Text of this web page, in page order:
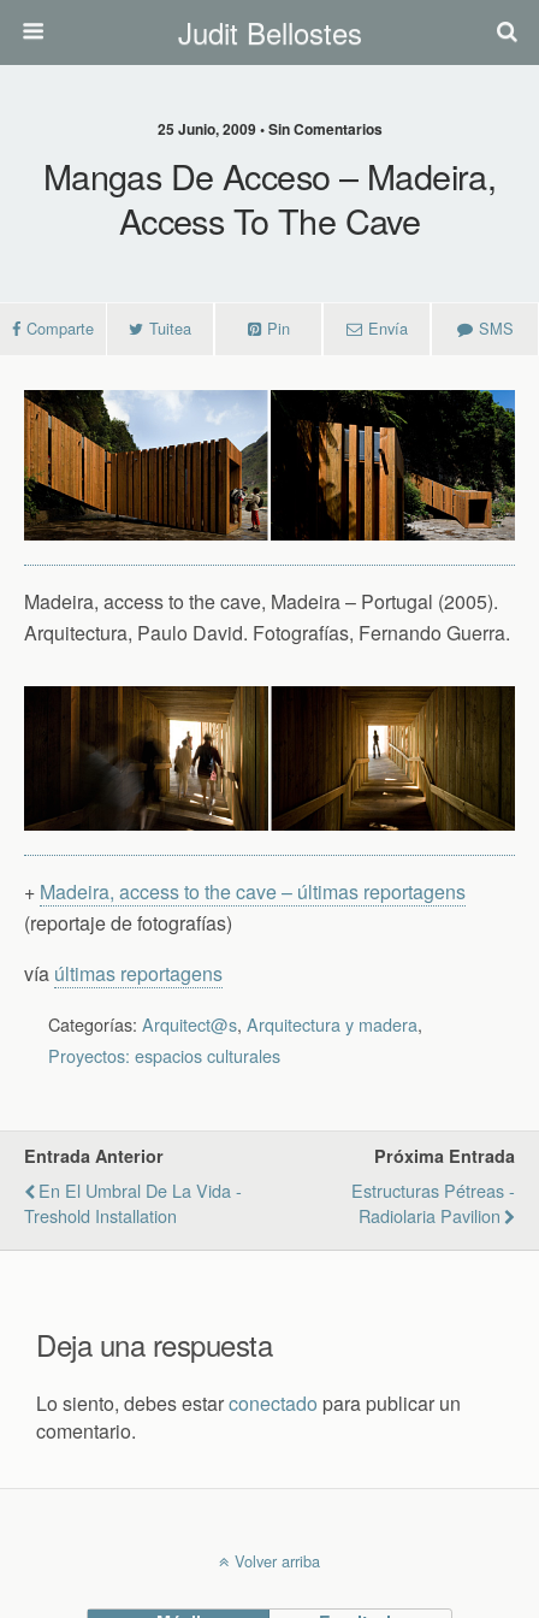
Judit Bellostes
25 Junio, 2009 • Sin Comentarios
Mangas De Acceso – Madeira,
Access To The Cave
Comparte Tuitea Pin Envía SMS
Madeira, access to the cave, Madeira – Portugal (2005).
Arquitectura, Paulo David. Fotografías, Fernando Guerra.
+ Madeira, access to the cave – últimas reportagens
(reportaje de fotografías)
vía últimas reportagens
Categorías: Arquitect@s, Arquitectura y madera,
Proyectos: espacios culturales
Entrada Anterior
En El Umbral De La Vida -
Treshold Installation
Próxima Entrada
Estructuras Pétreas -
Radiolaria Pavilion
Deja una respuesta
Lo siento, debes estarconectado para publicar un
comentario.
Volver arriba